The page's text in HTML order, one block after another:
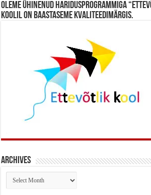
Oleme ühinenud haridusprogrammiga
koolil on baastaseme kvaliteedimärgis.
Archives
Archives